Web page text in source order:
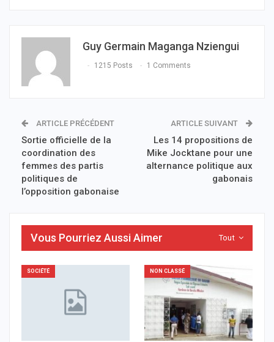
Guy Germain Maganga Nziengui
1215 Posts 1 Comments
ARTICLE PRÉCÉDENT
Sortie officielle de la
coordination des
femmes des partis
politiques de
l’opposition gabonaise
ARTICLE SUIVANT
Les 14 propositions de
Mike Jocktane pour une
alternance politique aux
gabonais
Tout
Vous Pourriez Aussi Aimer
SOCIÉTÉ NON CLASSÉ